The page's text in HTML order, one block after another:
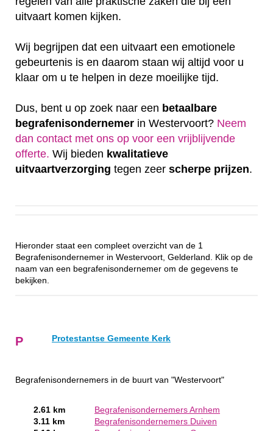
uitvaart komen kijken.
Wij begrijpen dat een uitvaart een emotionele
gebeurtenis is en daarom staan wij altijd voor u
klaar om u te helpen in deze moeilijke tijd.
Dus, bent u op zoek naar een betaalbare
begrafenisondernemer in Westervoort? Neem
dan contact met ons op voor een vrijblijvende
offerte‎. Wij bieden kwalitatieve
uitvaartverzorging tegen zeer scherpe prijzen.
Hieronder staat een compleet overzicht van de 1
Begrafenisondernemer in Westervoort, Gelderland. Klik op de
naam van een begrafenisondernemer om de gegevens te
bekijken.
P Protestantse Gemeente Kerk
Begrafenisondernemers in de buurt van "Westervoort"
2.61 km
Begrafenisondernemers Arnhem
3.11 km
Begrafenisondernemers Duiven